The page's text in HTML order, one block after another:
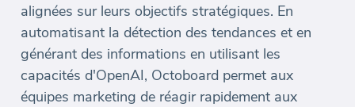
alignées sur leurs objectifs stratégiques. En
automatisant la détection des tendances et en
générant des informations en utilisant les
capacités d'OpenAI, Octoboard permet aux
équipes marketing de réagir rapidement aux